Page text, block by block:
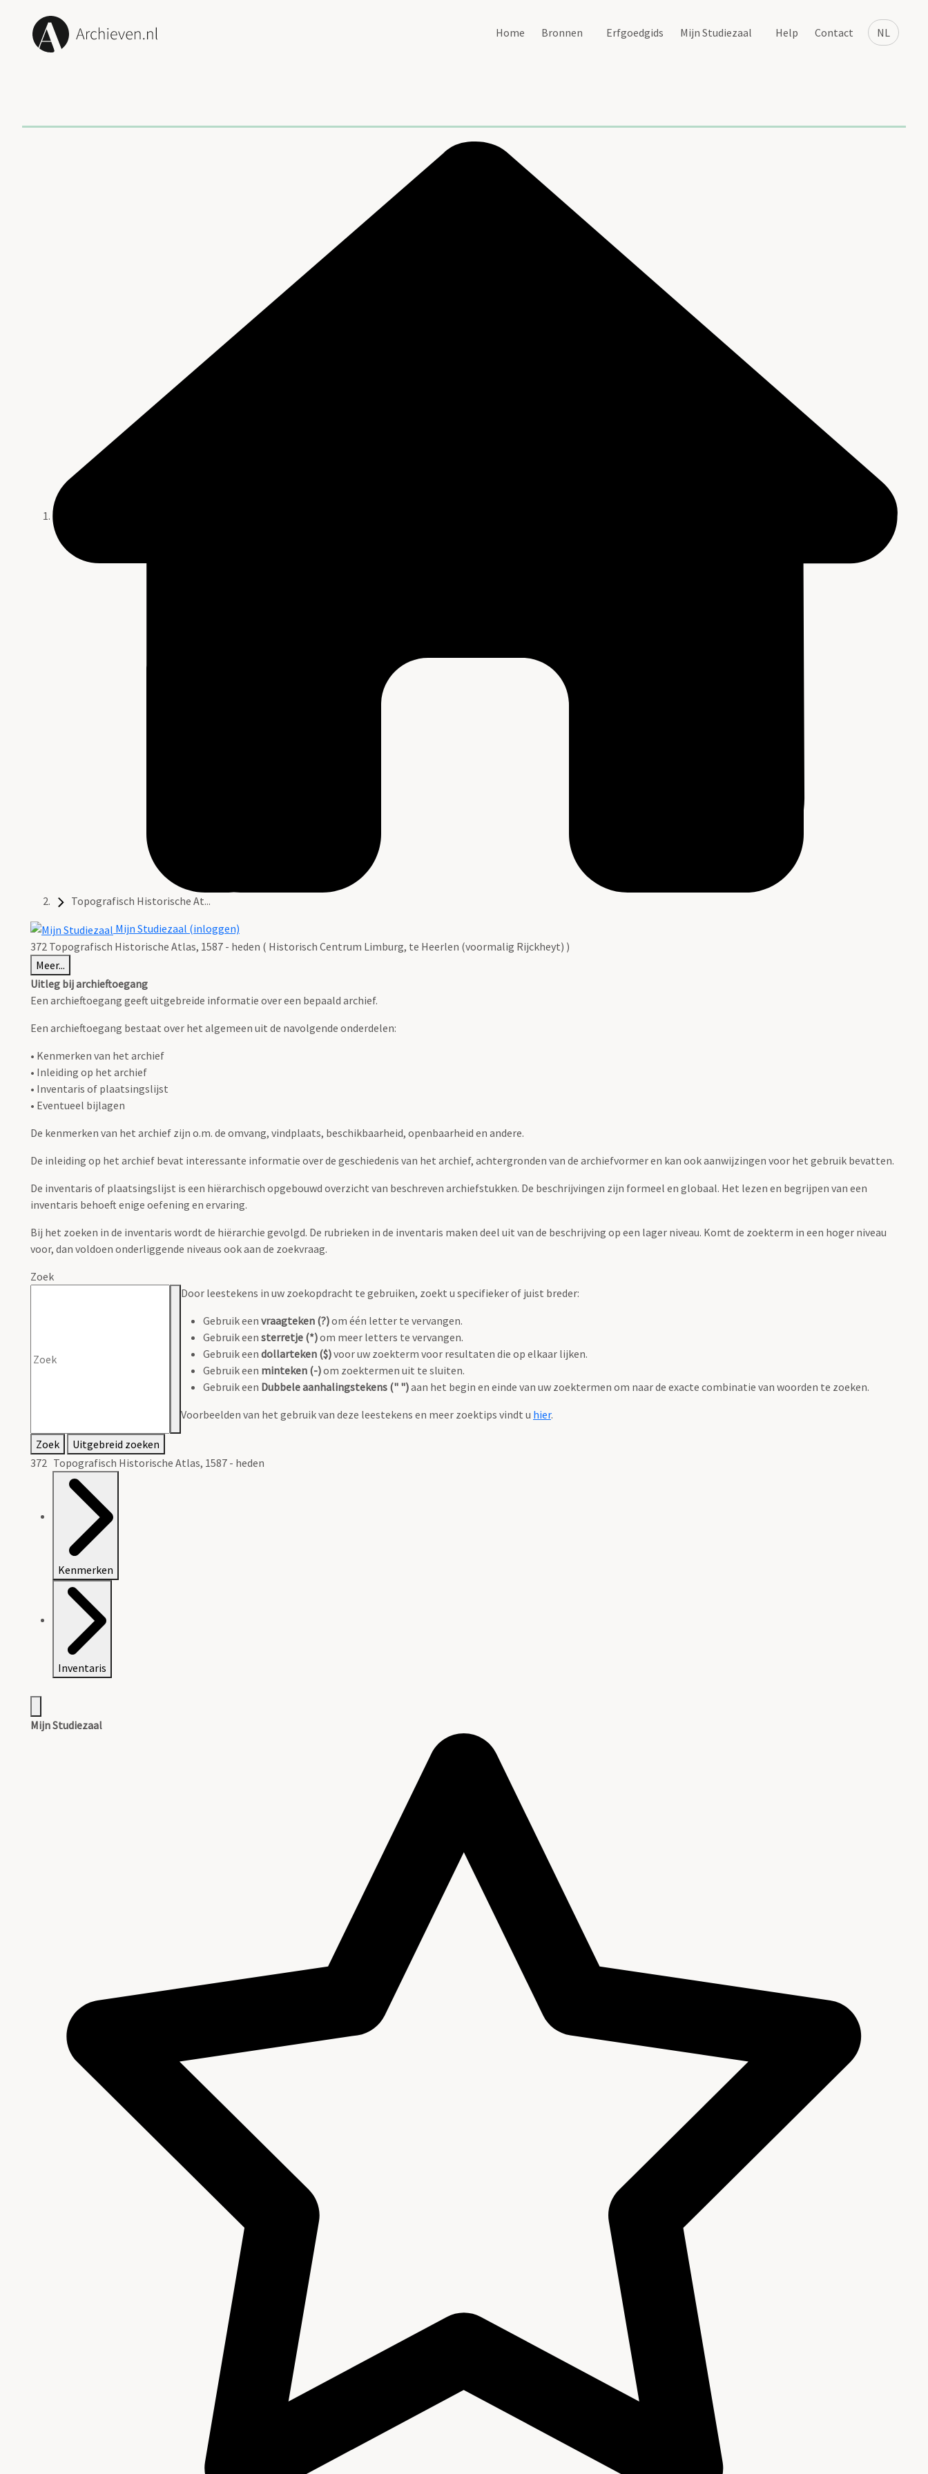
NL
Home Bronnen Erfgoedgids Mijn Studiezaal Help Contact
Topografisch Historische At...
Mijn Studiezaal (inloggen)
372 Topografisch Historische Atlas, 1587 - heden ( Historisch Centrum Limburg, te Heerlen (voormalig Rijckheyt) )
Meer...
Uitleg bij archieftoegang
Een archieftoegang geeft uitgebreide informatie over een bepaald archief.
Een archieftoegang bestaat over het algemeen uit de navolgende onderdelen:
• Kenmerken van het archief
• Inleiding op het archief
• Inventaris of plaatsingslijst
• Eventueel bijlagen
De kenmerken van het archief zijn o.m. de omvang, vindplaats, beschikbaarheid, openbaarheid en andere.
De inleiding op het archief bevat interessante informatie over de geschiedenis van het archief, achtergronden van de archiefvormer en kan ook aanwijzingen voor het gebruik bevatten.
De inventaris of plaatsingslijst is een hiërarchisch opgebouwd overzicht van beschreven archiefstukken. De beschrijvingen zijn formeel en globaal. Het lezen en begrijpen van een
inventaris behoeft enige oefening en ervaring.
Bij het zoeken in de inventaris wordt de hiërarchie gevolgd. De rubrieken in de inventaris maken deel uit van de beschrijving op een lager niveau. Komt de zoekterm in een hoger niveau
voor, dan voldoen onderliggende niveaus ook aan de zoekvraag.
Zoek
Door leestekens in uw zoekopdracht te gebruiken, zoekt u specifieker of juist breder:
Gebruik een vraagteken (?)om één letter te vervangen.
Gebruik een sterretje (*)om meer letters te vervangen.
Gebruik een dollarteken ($)voor uw zoekterm voor resultaten die op elkaar lijken.
Gebruik een minteken (-)om zoektermen uit te sluiten.
Gebruik een Dubbele aanhalingstekens (" ")aan het begin en einde van uw zoektermen om naar de exacte combinatie van woorden te zoeken.
Voorbeelden van het gebruik van deze leestekens en meer zoektips vindt u hier.
Zoek
Uitgebreid zoeken
372 Topografisch Historische Atlas, 1587 - heden
Kenmerken
Inventaris
Mijn Studiezaal